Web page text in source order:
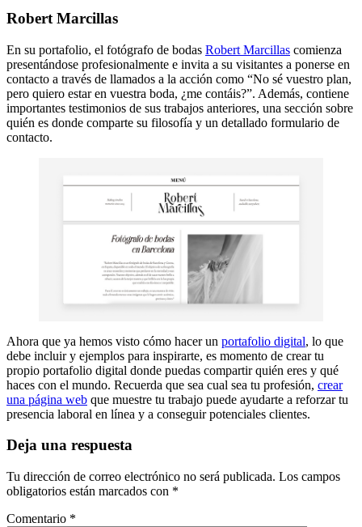
Robert Marcillas
En su portafolio, el fotógrafo de bodas Robert Marcillas comienza
presentándose profesionalmente e invita a su visitantes a ponerse en
contacto a través de llamados a la acción como “No sé vuestro plan,
pero quiero estar en vuestra boda, ¿me contáis?”. Además, contiene
importantes testimonios de sus trabajos anteriores, una sección sobre
quién es donde comparte su filosofía y un detallado formulario de
contacto.
Ahora que ya hemos visto cómo hacer un portafolio digital, lo que
debe incluir y ejemplos para inspirarte, es momento de crear tu
propio portafolio digital donde puedas compartir quién eres y qué
haces con el mundo. Recuerda que sea cual sea tu profesión, crear
una página web que muestre tu trabajo puede ayudarte a reforzar tu
presencia laboral en línea y a conseguir potenciales clientes.
Deja una respuesta
Tu dirección de correo electrónico no será publicada. Los campos
obligatorios están marcados con *
Comentario *